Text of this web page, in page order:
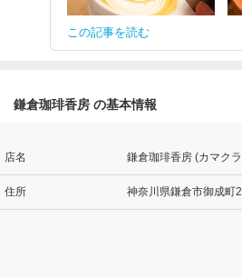
この記事を読む
鎌倉珈琲香房 の基本情報
店名 鎌倉珈琲香房 (カマク
住所 神奈川県鎌倉市御成町